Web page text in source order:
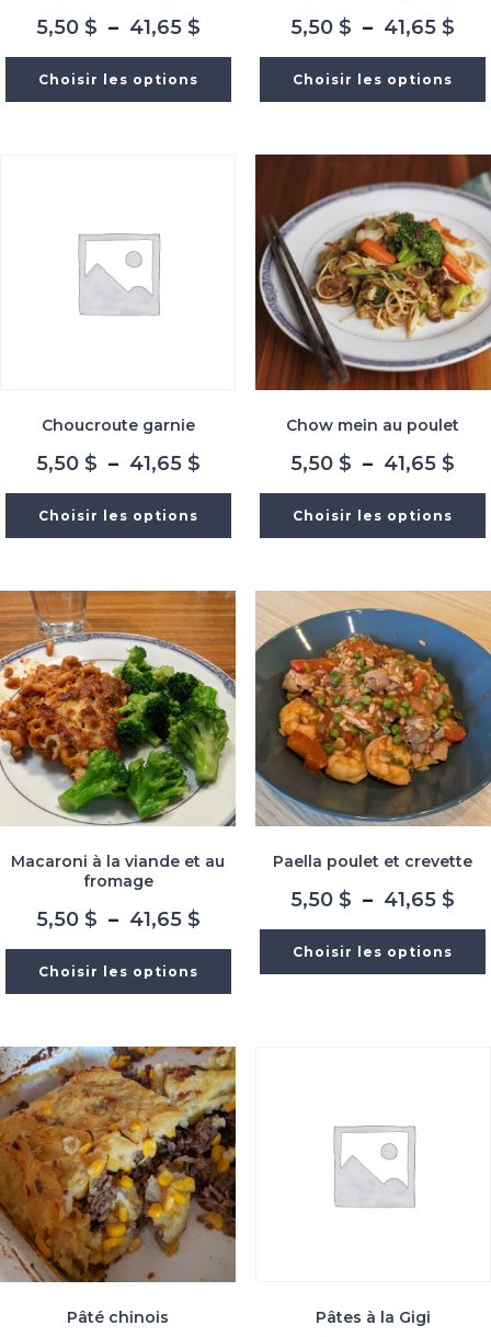
5,50 $ – 41,65 $Plage
5,50 $
Choisir les options
5,50 $ – 41,65 $
Choisir les options
Choucroute garnie
5,50 $ – 41,65 $Plage
5,50 $
Choisir les options
Chow mein au poulet
5,50 $ – 41,65 $
Choisir les options
Macaroni à la viande et au
fromage
5,50 $ – 41,65 $Plage
5,50 $
Choisir les options
Paella poulet et crevette
5,50 $ – 41,65 $
Choisir les options
Pâté chinois Pâtes à la Gigi